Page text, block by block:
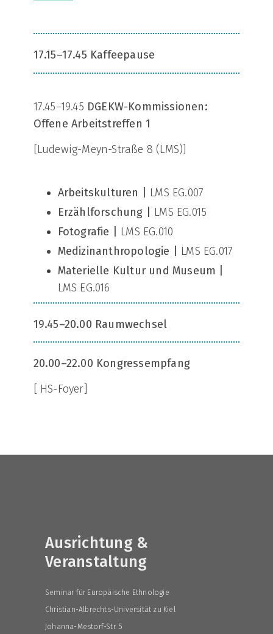
17.15–17.45 Kaffeepause
17.45–19.45 DGEKW-Kommissionen:
Offene Arbeitstreffen 1
[Ludewig-Meyn-Straße 8 (LMS)]
Arbeitskulturen |
LMS EG.007
Erzählforschung | LMS EG.015
Fotografie | LMS EG.010
Medizinanthropologie | LMS EG.017
Materielle Kultur und Museum |
LMS EG.016
19.45–20.00 Raumwechsel
20.00–22.00 Kongressempfang
[ HS-Foyer]
Ausrichtung &
Veranstaltung
Seminar für Europäische Ethnologie
Christian-Albrechts-Universität zu Kiel
Johanna-Mestorf-Str. 5